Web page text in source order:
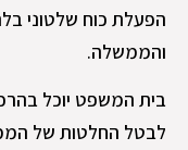
הפעלת כוח שלטוני
והממשלה.
בית המשפט יוכל
לבטל החלטות של